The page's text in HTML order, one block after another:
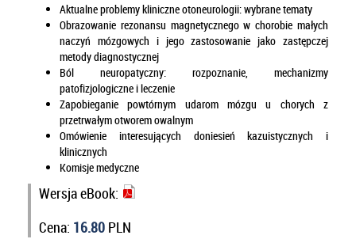
Aktualne problemy kliniczne otoneurologii: wybrane tematy
Obrazowanie rezonansu magnetycznego w chorobie małych
naczyń mózgowych i jego zastosowanie jako zastępczej
metody diagnostycznej
Ból neuropatyczny: rozpoznanie, mechanizmy
patofizjologiczne i leczenie
Zapobieganie powtórnym udarom mózgu u chorych z
przetrwałym otworem owalnym
Omówienie interesujących doniesień kazuistycznych i
klinicznych
Komisje medyczne
Wersja eBook:
Cena: 16.80 PLN